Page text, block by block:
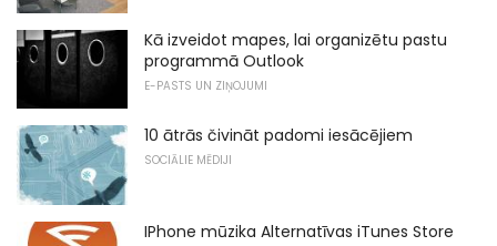
Kā izveidot mapes, lai organizētu pastu
programmā Outlook
E-PASTS UN ZIŅOJUMI
10 ātrās čivināt padomi iesācējiem
SOCIĀLIE MĒDIJI
IPhone mūzika Alternatīvas iTunes Store